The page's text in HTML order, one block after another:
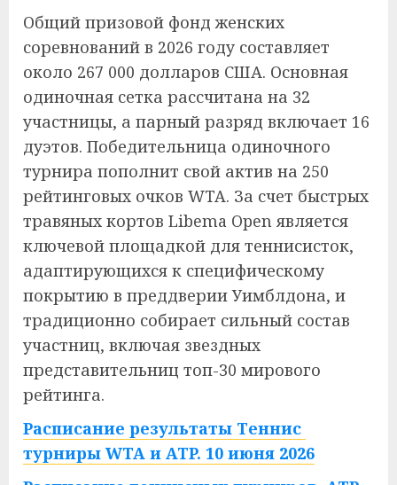
Общий призовой фонд женских
соревнований в 2026 году составляет
около 267 000 долларов США. Основная
одиночная сетка рассчитана на 32
участницы, а парный разряд включает 16
дуэтов. Победительница одиночного
турнира пополнит свой актив на 250
рейтинговых очков WTA. За счет быстрых
травяных кортов Libema Open является
ключевой площадкой для теннисисток,
адаптирующихся к специфическому
покрытию в преддверии Уимблдона, и
традиционно собирает сильный состав
участниц, включая звездных
представительниц топ-30 мирового
рейтинга.
Расписание результаты Теннис
турниры WTA и ATP. 10 июня 2026